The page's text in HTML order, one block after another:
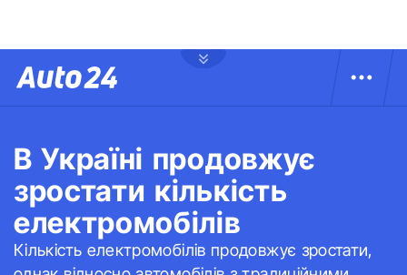
В Україні продовжує
зростати кількість
електромобілів
Кількість електромобілів продовжує зростати,